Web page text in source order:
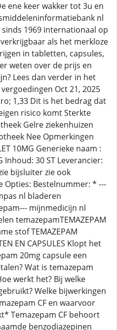
ene keer wakker tot 3u en
nl
1969 internationaal op
als het merkloze
in tabletten, capsules,
weten over de prijs en
Lees dan verder in het
Oct 21, 2025
1,33 Dit is het bedrag dat
risico komt Sterkte
Gelre ziekenhuizen
Nee Opmerkingen
10MG Generieke naam :
Inhoud: 30 ST Leverancier:
bijsluiter zie ook
Bestelnummer: * ---
nl bladeren
mijnmedicijn nl
temazepamTEMAZEPAM
stof TEMAZEPAM
EN CAPSULES Klopt het
20mg capsule een
Wat is temazepam
werkt het? Bij welke
Welke bijwerkingen
CF en waarvoor
Temazepam CF behoort
benzodiazepinen